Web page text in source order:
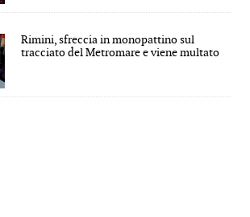
Rimini, sfreccia in monopattino sul
tracciato del Metromare e viene multato